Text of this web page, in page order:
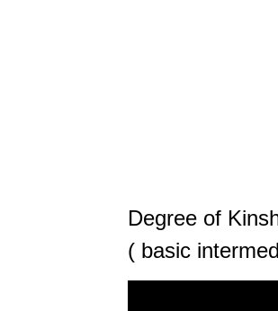
Degree of
( basic